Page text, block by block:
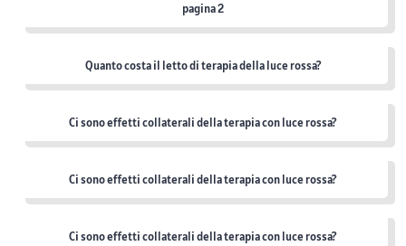
pagina 2
Quanto costa il letto di terapia della luce rossa?
Ci sono effetti collaterali della terapia con luce rossa?
Ci sono effetti collaterali della terapia con luce rossa?
Ci sono effetti collaterali della terapia con luce rossa?